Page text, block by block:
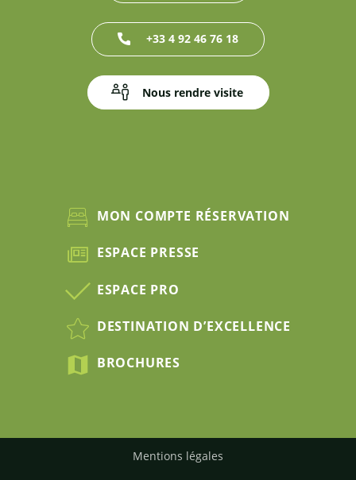
+33 4 92 46 76 18
Nous rendre visite
MON COMPTE RÉSERVATION
ESPACE PRESSE
ESPACE PRO
DESTINATION D’EXCELLENCE
BROCHURES
Mentions légales